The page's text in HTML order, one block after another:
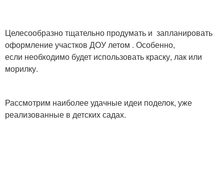
Целесообразно тщательно продумать и запланировать
оформление участков ДОУ летом . Особенно,
если необходимо будет использовать краску, лак или
морилку.
Рассмотрим наиболее удачные идеи поделок, уже
реализованные в детских садах.